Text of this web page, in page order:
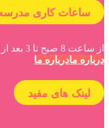
ساعات کاری
از ساعت 8 صبح تا 3 بعد از ظهر ( شنبه تا پنجشنبه )
درباره مادرباره ما
لینک های مفید